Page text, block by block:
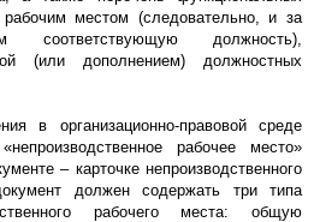
местом (следовательно, и за
соответствующую должность),
(или дополнением) должностных
в организационно-правовой среде
рабочее место»
– карточке непроизводственного
должен содержать три типа
рабочего места: общую